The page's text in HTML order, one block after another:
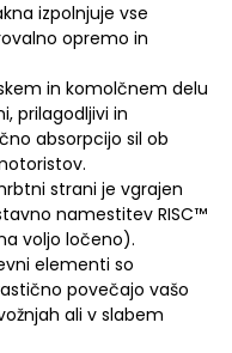
izpolnjuje vse
opremo in
in komolčnem delu
prilagodljivi in
absorpcijo sil ob
strani je vgrajen
namestitev RISC™
voljo ločeno).
elementi so
povečajo vašo
ali v slabem